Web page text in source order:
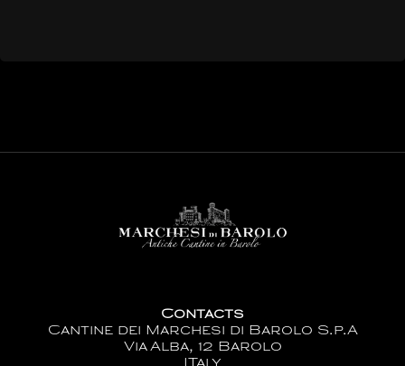
Contacts
Cantine dei Marchesi di Barolo S.p.A
Via Alba, 12 Barolo
ITaly